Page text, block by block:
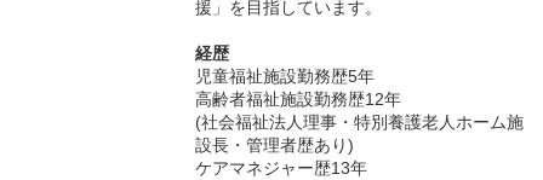
援」を目指しています。
経歴
児童福祉施設勤務歴5年
高齢者福祉施設勤務歴12年
(社会福祉法人理事・特別養護老人ホーム施
設長・管理者歴あり)
ケアマネジャー歴13年